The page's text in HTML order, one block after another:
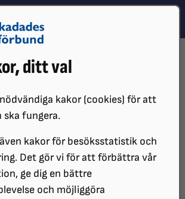
ditt val
kakor (cookies) för att
fungera.
kakor för besöksstatistik och
Det gör vi för att förbättra vår
ge dig en bättre
och möjliggöra
snabbt
GOTLAND
LINJE 18